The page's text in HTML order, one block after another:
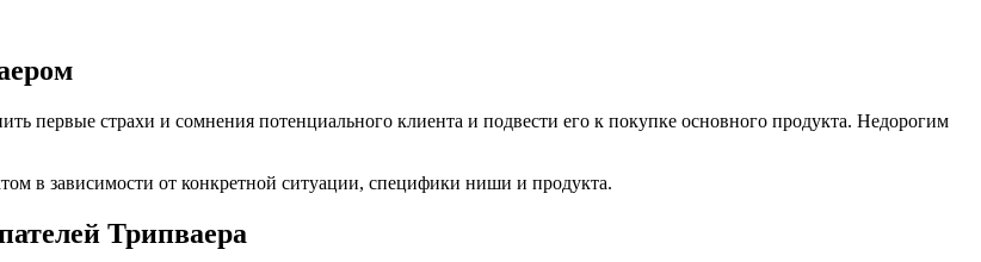
первые страхи и сомнения потенциального клиента и подвести его к покупке основного продукта. Недорогим
в зависимости от конкретной ситуации, специфики ниши и продукта.
Трипваера